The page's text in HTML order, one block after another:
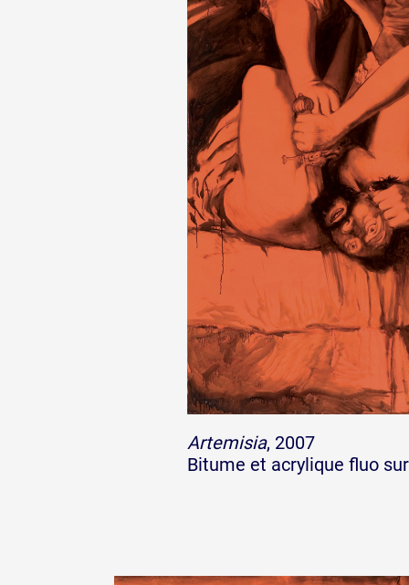
Artemisia, 2007
Bitume et acrylique fluo